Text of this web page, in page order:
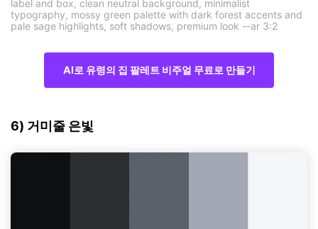
label and box, clean neutral background, minimalist
typography, mossy green palette with dark forest accents and
pale sage highlights, soft shadows, premium look --ar 3:2
AI로 유령의 집 팔레트 비주얼 무료로 만들기
6) 거미줄 은빛